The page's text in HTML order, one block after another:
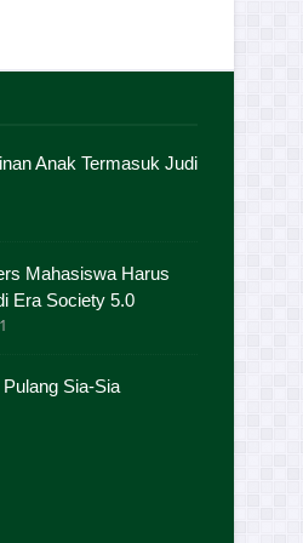
Anak Termasuk Judi
Mahasiswa Harus
Era Society 5.0
Sia-Sia